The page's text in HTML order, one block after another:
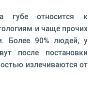
губе относится к
и чаще прочих
Более 90% людей, у
после постановки
излечиваются от